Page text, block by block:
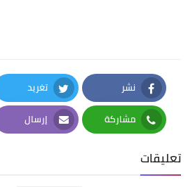
نشر
Facebook
تغريد
Twitter
مشاركة
Whatsapp
إرسال
Email
تعليقات